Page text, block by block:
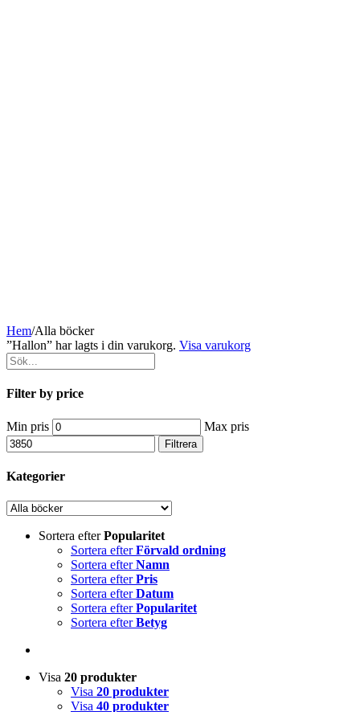
Hem/Alla böcker
”Hallon” har lagts i din varukorg. Visa varukorg
Filter by price
Min pris Max pris
Filtrera
Kategorier
Sortera efterPopularitet
Sortera efterFörvald ordning
Sortera efterNamn
Sortera efterPris
Sortera efterDatum
Sortera efterPopularitet
Sortera efterBetyg
Visa 20 produkter
Visa 20 produkter
Visa 40 produkter